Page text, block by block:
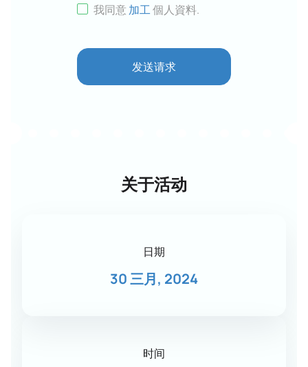
我同意加工個人資料.
发送请求
关于活动
日期
30 三月, 2024
时间